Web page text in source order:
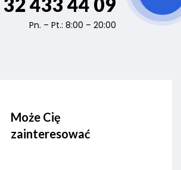
Pn. – Pt.: 8:00 – 20:00
Może Cię
zainteresować